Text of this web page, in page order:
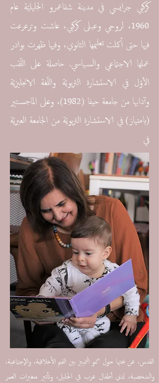
كركبي جرايسي في مدينة شفاعمرو الجليليّة عام
1960، لروحي وعبلى كركبي، عاشت وترعرعت
فيها حتى أكملت تعليمها الثانوي، وفيها ظهرت بوادر
عملها الاجتماعي والسياسي. حاصلة على اللّقب
الأوّل في الاستشارة التربويّة واللّغة الانجليزيّة
وآدابها من جامعة حيفا (1982)، وعلى الماجستير
(بامتياز) في الاستشارة التربويّة من الجامعة العبريّة
في
القدس، عن بحثها حول "نمو التمييز بين القيم الأخلاقية، والإجتماعية،
والشخصية، لدي أطفال عرب في الجليل، وتأثير متغيرات العمر